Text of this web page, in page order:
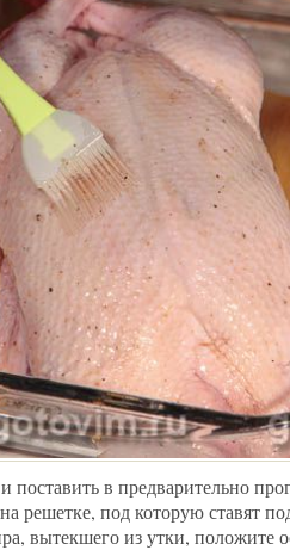
в предварительно
под которую ставят
вытекшего из утки, положите